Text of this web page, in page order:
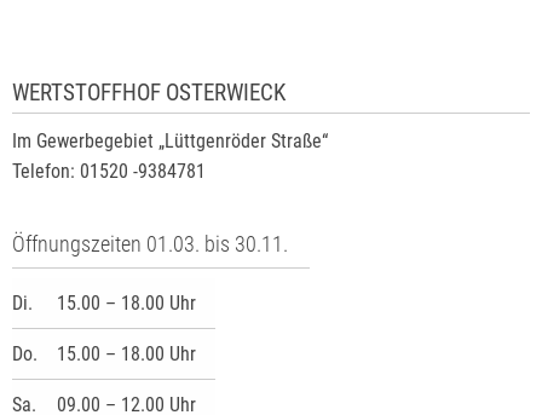
WERTSTOFFHOF OSTERWIECK
Im Gewerbegebiet „Lüttgenröder Straße“
Telefon: 01520 -9384781
Öffnungszeiten 01.03. bis 30.11.
Di. 15.00 – 18.00 Uhr
Do. 15.00 – 18.00 Uhr
Sa. 09.00 – 12.00 Uhr